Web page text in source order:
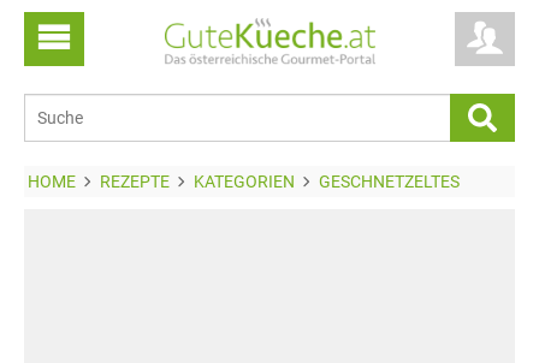
HOME REZEPTE KATEGORIEN GESCHNETZELTES